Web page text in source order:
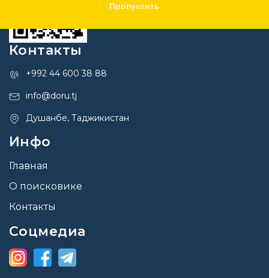
Пропустить
Контакты
+992 44 600 38 88
info@doru.tj
Душанбе, Таджикистан
Инфо
Главная
О поисковике
Контакты
Соцмедиа